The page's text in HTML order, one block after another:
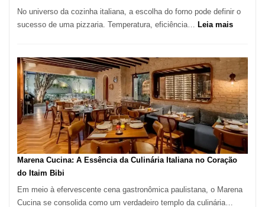
Isso
No universo da cozinha italiana, a escolha do forno pode definir o
sucesso de uma pizzaria. Temperatura, eficiência… Leia mais:
Como
Escolher
o
Forno
Ideal
para
sua
Pizzaria
Marena Cucina: A Essência da Culinária Italiana no Coração
do Itaim Bibi
Em meio à efervescente cena gastronômica paulistana, o Marena
Cucina se consolida como um verdadeiro templo da culinária…